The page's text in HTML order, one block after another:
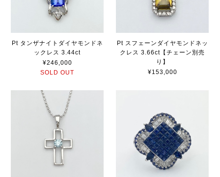
Pt タンザナイトダイヤモンドネ
ックレス 3.44ct
¥246,000
SOLD OUT
Pt スフェーンダイヤモンドネッ
クレス 3.66ct【チェーン別売
り】
¥153,000